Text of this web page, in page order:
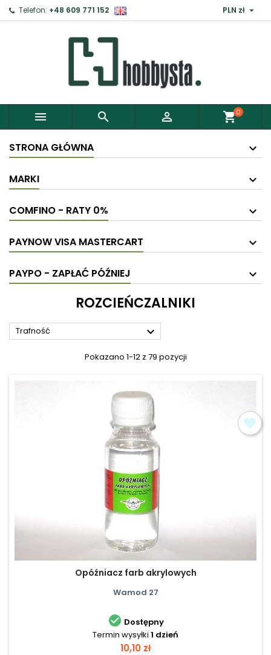
Telefon: +48 609 771 152 PLN zł 
   shopping_cart0
STRONA GŁÓWNA
MARKI
COMFINO - RATY 0%
PAYNOW VISA MASTERCART
PAYPO - ZAPŁAĆ PÓŹNIEJ
ROZCIEŃCZALNIKI
Trafność 
Pokazano 1-12 z 79 pozycji
Opóźniacz farb akrylowych
Wamod 27
 Dostępny
Termin wysyłki 1 dzień
Cena
10,10 zł
Zaloguj ×
Aby zapisać produkty do Schowka, musisz się
Anuluj Zaloguj